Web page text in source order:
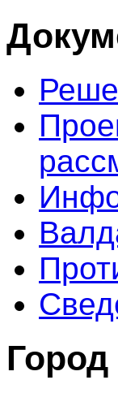
Город